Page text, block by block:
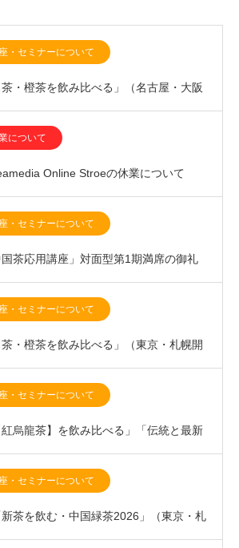
・セミナーについて
・橙茶を飲み比べる」（名古屋・大阪
ップ「新茶を飲む・中国緑茶20…
について
Online Stroeの休業について
・セミナーについて
国茶応用講座」対面型第1期満席の御礼
1月開講）優先案内登録のお…
・セミナーについて
・橙茶を飲み比べる」（東京・札幌開
・セミナーについて
烏龍茶】を飲み比べる」「伝統と最新
催のお知らせ
・セミナーについて
茶を飲む・中国緑茶2026」（東京・札